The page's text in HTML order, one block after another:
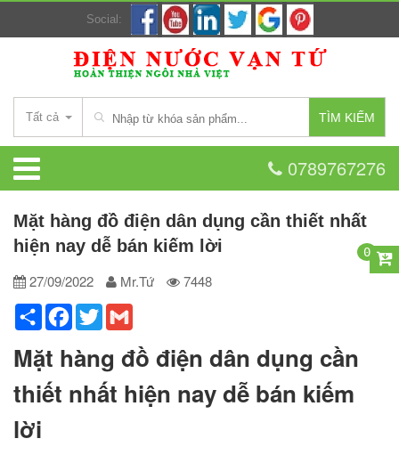
Social:
TÌM KIẾM
Tất cả
0
0789767276
Mặt hàng đồ điện dân dụng cần thiết nhất
hiện nay dễ bán kiếm lời
27/09/2022 Mr.Tứ 7448
Share Facebook
Twitter
Mặt hàng đồ điện dân dụng cần
thiết nhất hiện nay dễ bán kiếm
lời